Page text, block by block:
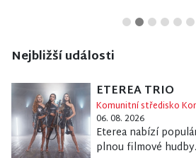
Nejbližší události
ETEREA TRIO
Komunitní středisko
06. 08. 2026
Eterea nabízí
plnou filmové